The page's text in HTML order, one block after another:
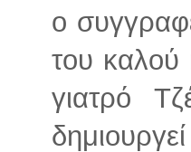
ο
του καλού
γιατρό